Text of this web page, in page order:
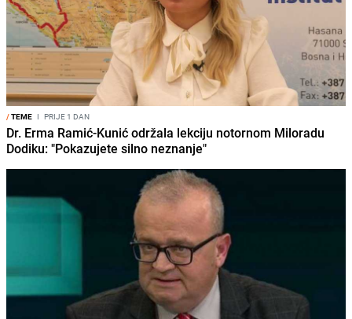
/TEME I PRIJE 1 DAN
Dr. Erma Ramić-Kunić održala lekciju notornom Miloradu
Dodiku: "Pokazujete silno neznanje"